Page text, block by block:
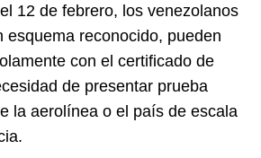
12 de febrero, los venezolanos
esquema reconocido, pueden
con el certificado de
de presentar prueba
la aerolínea o el país de escala